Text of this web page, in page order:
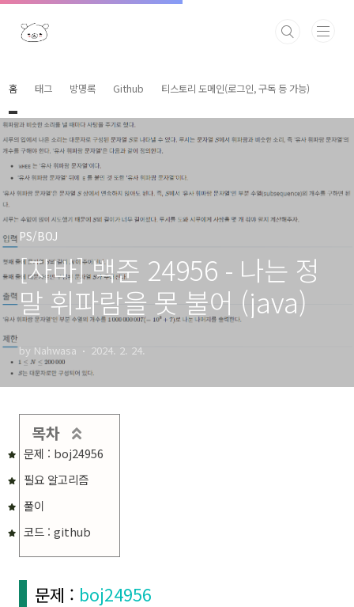
본문 바로가기
홈 태그 방명록 Github 티스토리 도메인(로그인, 구독 등 가능)
PS/BOJ
[자바] 백준 24956 - 나는 정
말 휘파람을 못 불어 (java)
by Nahwasa 2024. 2. 24.
목차
문제 : boj24956
필요 알고리즘
풀이
코드 : github
문제 : boj24956